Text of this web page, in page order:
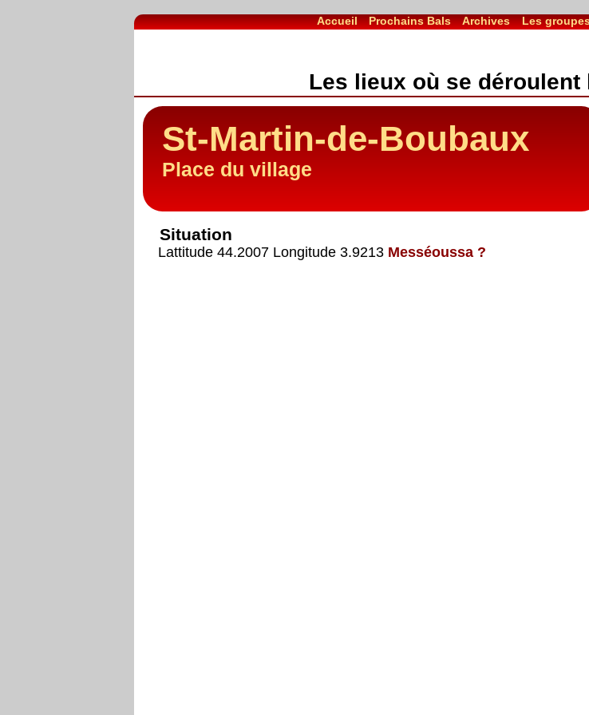
Accueil Prochains Bals Archives Les
Les lieux où se déroulent
St-Martin-de-Boubaux
Place du village
Situation
Lattitude 44.2007 Longitude 3.9213 Messéoussa ?